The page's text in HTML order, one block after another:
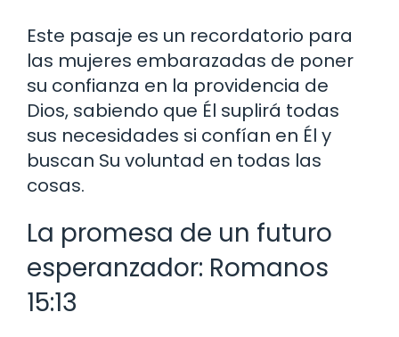
Este pasaje es un recordatorio para
las mujeres embarazadas de poner
su confianza en la providencia de
Dios, sabiendo que Él suplirá todas
sus necesidades si confían en Él y
buscan Su voluntad en todas las
cosas.
La promesa de un futuro
esperanzador: Romanos
15:13